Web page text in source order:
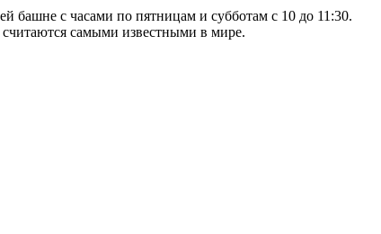
башне с часами по пятницам и субботам с 10 до 11:30.
самыми известными в мире.